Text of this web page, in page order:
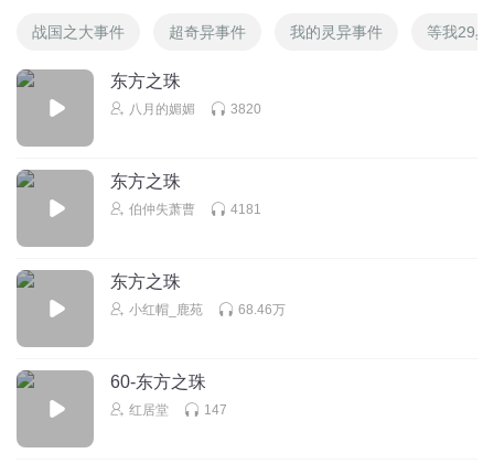
战国之大事件 超奇异事件 我的灵异事件 等我29岁
东方之珠
八月的媚媚 3820
东方之珠
伯仲失萧曹 4181
东方之珠
小红帽_鹿苑 68.46万
60-东方之珠
红居堂 147